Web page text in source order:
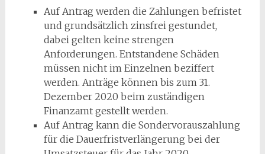
Auf Antrag werden die Zahlungen befristet
und grundsätzlich zinsfrei gestundet,
dabei gelten keine strengen
Anforderungen. Entstandene Schäden
müssen nicht im Einzelnen beziffert
werden. Anträge können bis zum 31.
Dezember 2020 beim zuständigen
Finanzamt gestellt werden.
Auf Antrag kann die Sondervorauszahlung
für die Dauerfristverlängerung bei der